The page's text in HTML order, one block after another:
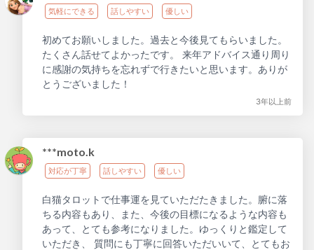
気軽にできる 話しやすい 優しい
初めてお願いしました。過去と今後見てもらいました。
たくさん話せてよかったです。 来年アドバイス通り周り
に感謝の気持ちを忘れずで行きたいと思います。ありが
とうございました！
3年以上前
***moto.k
対応が丁寧 話しやすい 優しい
白猫タロットで仕事運を見ていただたきました。腑に落
ちる内容もあり、また、今後の目標になるような内容も
あって、とても参考になりました。ゆっくりと鑑定して
いただき、 質問にも丁寧に回答いただいいて、とてもお